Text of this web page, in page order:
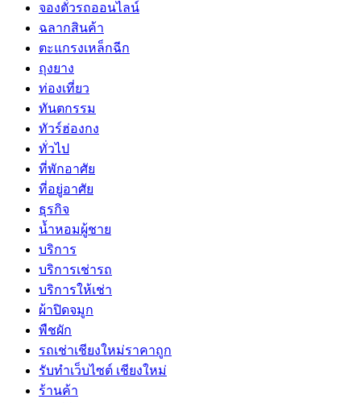
จองตั๋วรถออนไลน์
ฉลากสินค้า
ตะแกรงเหล็กฉีก
ถุงยาง
ท่องเที่ยว
ทันตกรรม
ทัวร์ฮ่องกง
ทั่วไป
ที่พักอาศัย
ที่อยู่อาศัย
ธุรกิจ
น้ำหอมผู้ชาย
บริการ
บริการเช่ารถ
บริการให้เช่า
ผ้าปิดจมูก
พืชผัก
รถเช่าเชียงใหม่ราคาถูก
รับทำเว็บไซต์ เชียงใหม่
ร้านค้า